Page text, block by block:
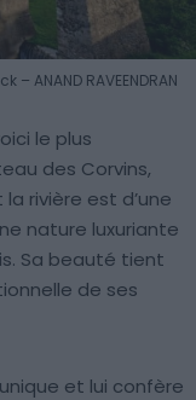
ANAND RAVEENDRAN
le plus
des Corvins,
rivière est d’une
nature luxuriante
Sa beauté tient
de ses
et lui confère